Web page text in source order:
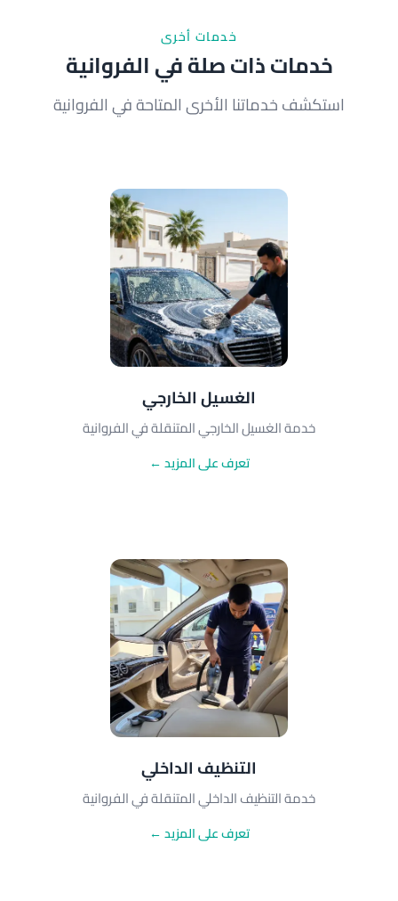
خدمات أخرى
خدمات ذات صلة في الفروانية
استكشف خدماتنا الأخرى المتاحة في الفروانية
الغسيل الخارجي
خدمة الغسيل الخارجي المتنقلة في الفروانية
تعرف على المزيد ←
التنظيف الداخلي
خدمة التنظيف الداخلي المتنقلة في الفروانية
تعرف على المزيد ←